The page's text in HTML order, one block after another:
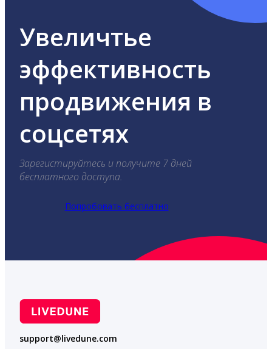
Увеличтье
эффективность
продвижения в
соцсетях
Зарегистируйтесь и получите 7 дней
бесплатного доступа.
Попробовать бесплатно
support@livedune.com